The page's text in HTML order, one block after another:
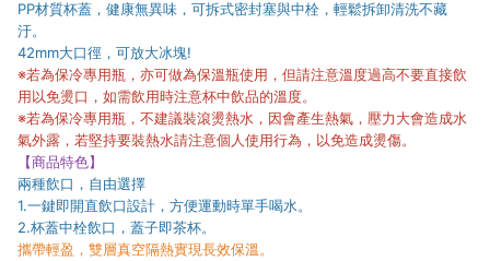
PP材質杯蓋，健康無異味，可拆式密封塞與中栓，輕鬆拆卸清洗不藏
汙。
42mm大口徑，可放大冰塊!
※若為保冷專用瓶，亦可做為保溫瓶使用，但請注意溫度過高不要直接飲
用以免燙口，如需飲用時注意杯中飲品的溫度。
※若為保冷專用瓶，不建議裝滾燙熱水，因會產生熱氣，壓力大會造成水
氣外露，若堅持要裝熱水請注意個人使用行為，以免造成燙傷。
【商品特色】
兩種飲口，自由選擇
1.一鍵即開直飲口設計，方便運動時單手喝水。
2.杯蓋中栓飲口，蓋子即茶杯。
攜帶輕盈，雙層真空隔熱實現長效保溫。